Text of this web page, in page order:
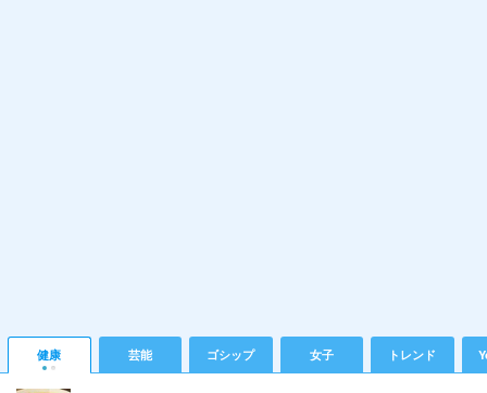
健康 芸能 ゴシップ 女子 トレンド